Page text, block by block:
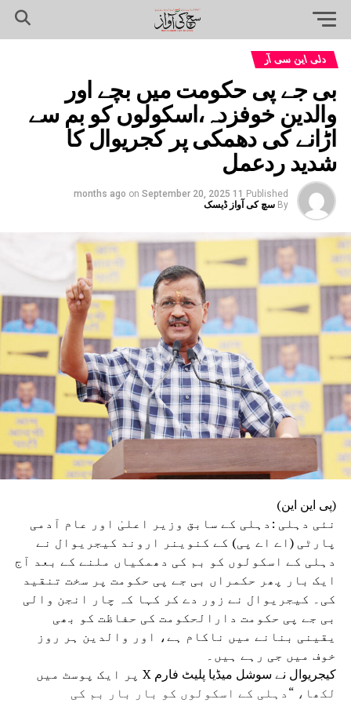
دلی این سی آر
بی جے پی حکومت میں بچے اور
والدین خوفزدہ،اسکولوں کو بم سے
اڑانے کی دھمکی پر کجریوال کا
شدید ردعمل
Published
11 months ago
on September 20, 2025
By سچ کی آواز ڈیسک
(پی این این)
نئی دہلی :دہلی کے سابق وزیر اعلیٰ اور عام آدمی
پارٹی (اے اے پی) کے کنوینر اروند کیجریوال نے
دہلی کے اسکولوں کو بم کی دھمکیاں ملنے کے بعد آج
ایک بار پھر حکمراں بی جے پی حکومت پر سخت تنقید
کی۔ کیجریوال نے زور دے کر کہا کہ چار انجن والی
بی جے پی حکومت دارالحکومت کی حفاظت کو بھی
یقینی بنانے میں ناکام ہے، اور والدین ہر روز
خوف میں جی رہے ہیں۔
کیجریوال نے سوشل میڈیا پلیٹ فارم X پر ایک پوسٹ میں
لکھا، “دہلی کے اسکولوں کو بار بار بم کی